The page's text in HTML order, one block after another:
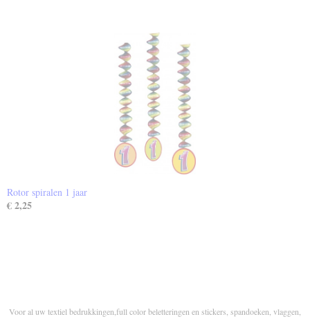
Rotor spiralen 1 jaar
€ 2,25
Voor al uw textiel bedrukkingen,full color beletteringen en stickers, spandoeken, vlaggen,